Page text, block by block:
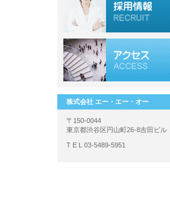
株式会社 エー・エー・オー
〒150-0044
東京都渋谷区円山町26-8吉田ビル
T E L 03-5489-5951